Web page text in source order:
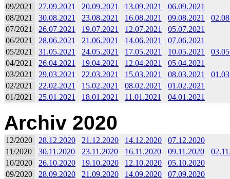
09/2021
27.09.2021 20.09.2021 13.09.2021
06.09.2021
08/2021
30.08.2021 23.08.2021 16.08.2021 09.08.2021
07/2021
26.07.2021 19.07.2021 12.07.2021
05.07.2021
06/2021
28.06.2021 21.06.2021 14.06.2021
07.06.2021
05/2021
31.05.2021 24.05.2021 17.05.2021 10.05.2021
04/2021
26.04.2021 19.04.2021 12.04.2021
05.04.2021
03/2021
29.03.2021 22.03.2021 15.03.2021 08.03.2021
02/2021
22.02.2021 15.02.2021 08.02.2021
01.02.2021
01/2021
25.01.2021 18.01.2021 11.01.2021 04.01.2021
Archiv 2020
12/2020 28.12.2020 21.12.2020 14.12.2020
07.12.2020
11/2020
30.11.2020 23.11.2020 16.11.2020 09.11.2020
10/2020
26.10.2020 19.10.2020 12.10.2020
05.10.2020
09/2020
28.09.2020 21.09.2020 14.09.2020
07.09.2020